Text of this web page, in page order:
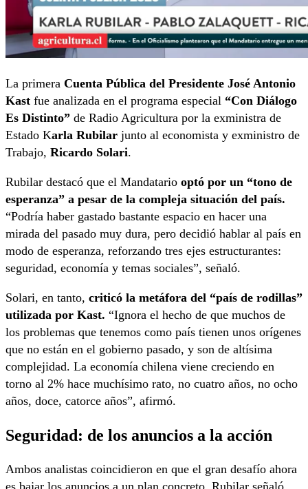
La primera Cuenta Pública del Presidente José Antonio
Kast fue analizada en el programa especial “Con Diálogo
Es Distinto” de Radio Agricultura por la exministra de
Estado Karla Rubilar junto al economista y exministro de
Trabajo, Ricardo Solari.
Rubilar destacó que el Mandatario optó por un “tono de
esperanza” a pesar de la compleja situación del país.
“Podría haber gastado bastante espacio en hacer una
mirada del pasado muy dura, pero decidió hablar al país en
modo de esperanza, reforzando tres ejes estructurantes:
seguridad, economía y temas sociales”, señaló.
Solari, en tanto, criticó la metáfora del “país de rodillas”
utilizada por Kast. “Ignora el hecho de que muchos de
los problemas que tenemos como país tienen unos orígenes
que no están en el gobierno pasado, y son de altísima
complejidad. La economía chilena viene creciendo en
torno al 2% hace muchísimo rato, no cuatro años, no ocho
años, doce, catorce años”, afirmó.
Seguridad: de los anuncios a la acción
Ambos analistas coincidieron en que el gran desafío ahora